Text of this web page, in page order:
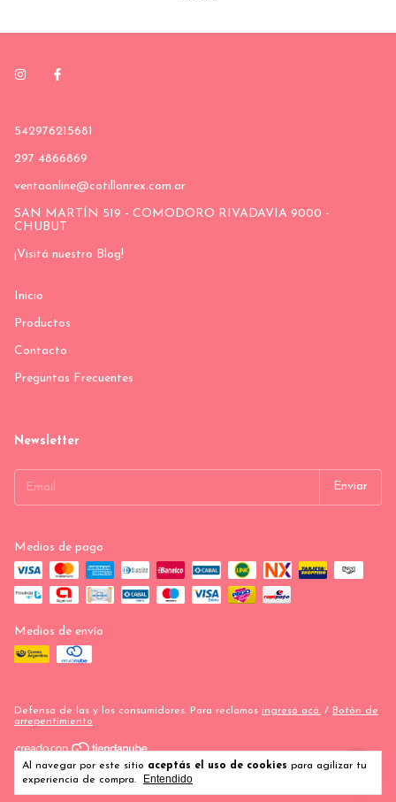
Al navegar por este sitio aceptás el uso de cookies para agilizar tu
experiencia de compra.
Entendido
542976215681
297 4866869
ventaonline@cotillonrex.com.ar
SAN MARTÍN 519 - COMODORO RIVADAVIA 9000 -
CHUBUT
¡Visitá nuestro Blog!
Inicio
Productos
Contacto
Preguntas Frecuentes
Newsletter
Medios de pago
Medios de envío
Defensa de las y los consumidores. Para reclamos ingresá acá. / Botón de
arrepentimiento
Copyright COTILLON REX - 2026. Todos los derechos reservados.